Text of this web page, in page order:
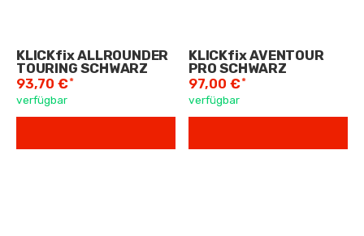
KLICKfix ALLROUNDER
TOURING SCHWARZ
93,70 €*
verfügbar
KLICKfix AVENTOUR
PRO SCHWARZ
97,00 €*
verfügbar